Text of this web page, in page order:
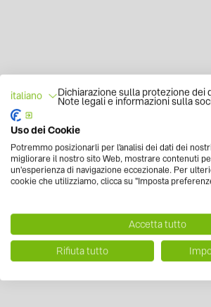
italiano Dichiarazione sulla protezione dei
Note legali e informazioni sulla
Uso dei Cookie
Potremmo posizionarli per l'analisi dei dati dei
migliorare il nostro sito Web, mostrare contenuti
un'esperienza di navigazione eccezionale. Per
cookie che utilizziamo, clicca su "Imposta
Accetta tutto
Rifiuta tutto